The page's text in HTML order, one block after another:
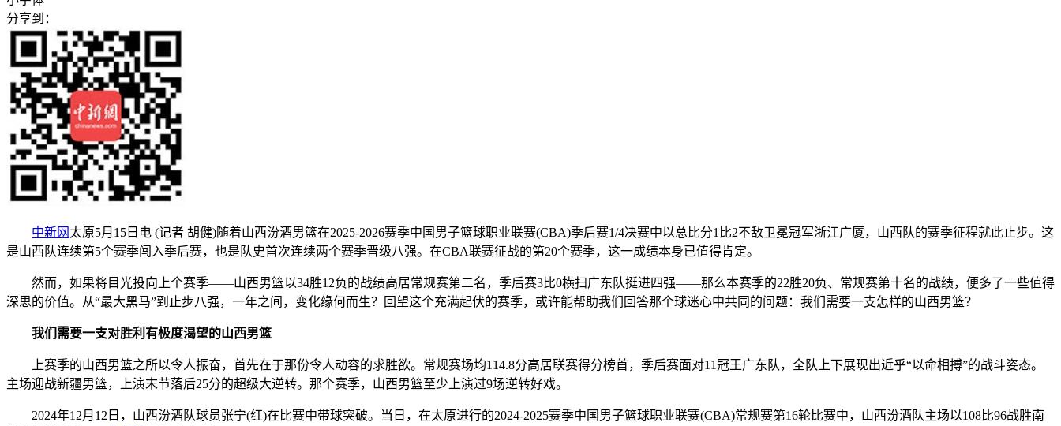
分享到：
中新网 太原5月15日电 (记者 胡健)随着山西汾酒男篮在2025-2026赛季中国男子篮球职业联赛(CBA)季后赛1/4决赛中以总比分1比2不敌卫冕冠军浙江广厦，山西队的赛季征程就此止步。这
是山西队连续第5个赛季闯入季后赛，也是队史首次连续两个赛季晋级八强。在CBA联赛征战的第20个赛季，这一成绩本身已值得肯定。
然而，如果将目光投向上个赛季——山西男篮以34胜12负的战绩高居常规赛第二名，季后赛3比0横扫广东队挺进四强——那么本赛季的22胜20负、常规赛第十名的战绩，便多了一些值得
深思的价值。从“最大黑马”到止步八强，一年之间，变化缘何而生？回望这个充满起伏的赛季，或许能帮助我们回答那个球迷心中共同的问题：我们需要一支怎样的山西男篮？
我们需要一支对胜利有极度渴望的山西男篮
上赛季的山西男篮之所以令人振奋，首先在于那份令人动容的求胜欲。常规赛场均114.8分高居联赛得分榜首，季后赛面对11冠王广东队，全队上下展现出近乎“以命相搏”的战斗姿态。
主场迎战新疆男篮，上演末节落后25分的超级大逆转。那个赛季，山西男篮至少上演过9场逆转好戏。
2024年12月12日，山西汾酒队球员张宁(红)在比赛中带球突破。当日，在太原进行的2024-2025赛季中国男子篮球职业联赛(CBA)常规赛第16轮比赛中，山西汾酒队主场以108比96战胜南